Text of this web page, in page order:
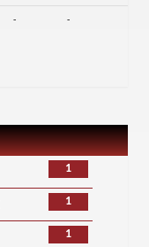
- -
1
1
1